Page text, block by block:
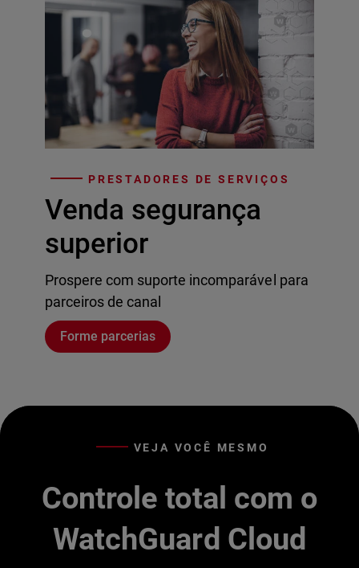
PRESTADORES DE SERVIÇOS
Venda segurança
superior
Prospere com suporte incomparável para
parceiros de canal
Forme parcerias
VEJA VOCÊ MESMO
Controle total com o
WatchGuard Cloud